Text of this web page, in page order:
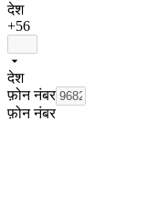
देश
+56
देश
फ़ोन नंबर
फ़ोन नंबर